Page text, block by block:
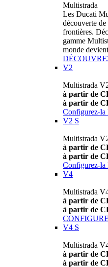
Multistrada
Les Ducati
découverte
frontières.
gamme
monde
V2
Multistrada
à partir de
à partir de
Configurez-la
V2 S
Multistrada
à partir de
à partir de
Configurez-la
V4
Multistrada
à partir de
à partir de
V4 S
Multistrada
à partir de
à partir de